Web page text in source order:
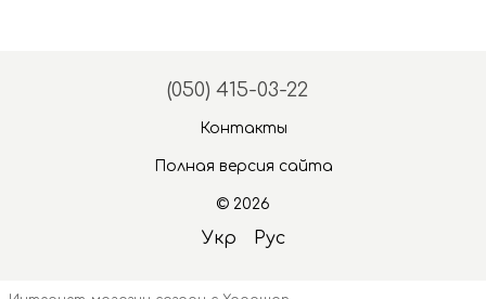
(050) 415-03-22
Контакты
Полная версия сайта
© 2026
Укр Рус